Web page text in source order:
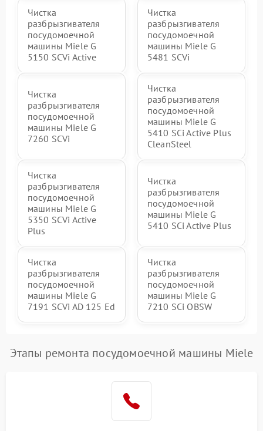
Чистка
разбрызгивателя
посудомоечной
машины Miele G
5150 SCVi Active
Чистка
разбрызгивателя
посудомоечной
машины Miele G
5481 SCVi
Чистка
разбрызгивателя
посудомоечной
машины Miele G
7260 SCVi
Чистка
разбрызгивателя
посудомоечной
машины Miele G
5410 SCi Active Plus
CleanSteel
Чистка
разбрызгивателя
посудомоечной
машины Miele G
5350 SCVi Active
Plus
Чистка
разбрызгивателя
посудомоечной
машины Miele G
5410 SCi Active Plus
Чистка
разбрызгивателя
посудомоечной
машины Miele G
7191 SCVi AD 125 Ed
Чистка
разбрызгивателя
посудомоечной
машины Miele G
7210 SCi OBSW
Этапы ремонта посудомоечной машины Miele